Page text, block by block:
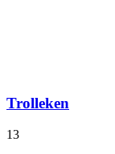
Trolleken
13